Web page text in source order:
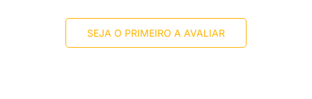
SEJA O PRIMEIRO A AVALIAR